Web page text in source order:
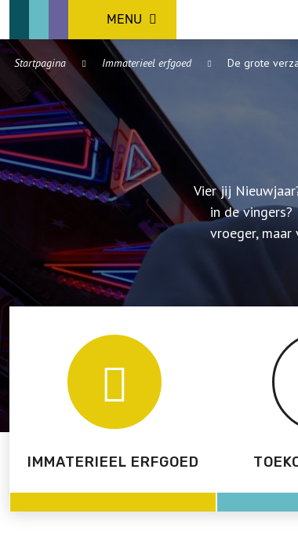
MENU
Startpagina Immaterieel erfgoed De grote
Vier jij
in de vingers?
vroeger,
IMMATERIEEL ERFGOED